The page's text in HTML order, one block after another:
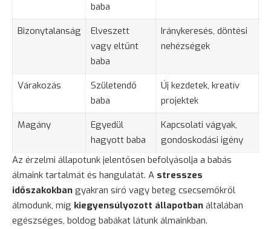
baba
Bizonytalanság
Elveszett
vagy eltűnt
baba
Iránykeresés, döntési
nehézségek
Várakozás
Születendő
baba
Új kezdetek, kreatív
projektek
Magány
Egyedül
hagyott baba
Kapcsolati vágyak,
gondoskodási igény
Az érzelmi állapotunk jelentősen befolyásolja a babás
álmaink tartalmát és hangulatát. A stresszes
időszakokban gyakran síró vagy beteg csecsemőkről
álmodunk, míg kiegyensúlyozott állapotban általában
egészséges, boldog babákat látunk álmainkban.